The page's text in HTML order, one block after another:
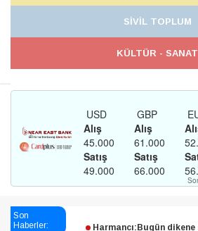
SİVİL TOPLUM
KÜLTÜR - SANAT
Son
Haberler: